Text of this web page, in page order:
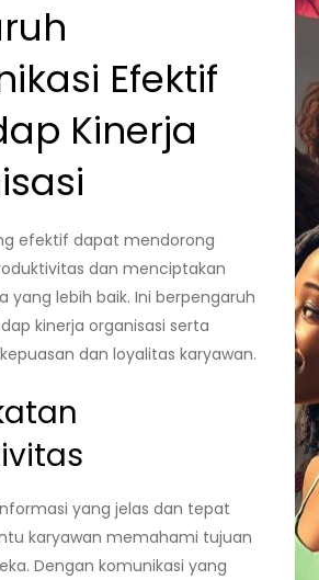
Efektif
Kinerja
efektif dapat mendorong
dan menciptakan
yang lebih baik. Ini berpengaruh
kinerja organisasi serta
dan loyalitas karyawan.
yang jelas dan tepat
karyawan memahami tujuan
Dengan komunikasi yang